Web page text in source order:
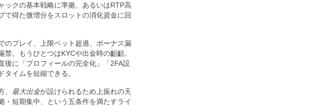
ックの基本戦略に準拠、あるいはRTP高
で得た微増分をスロットの消化資金に回
のプレイ、上限ベット超過、ボーナス漏
。もうひとつはKYCや出金時の齟齬。
後に「プロフィールの完全化」「2FA設
イムを短縮できる。
最大出金が設けられるため上振れの天
・短期集中、という五条件を満たすライ